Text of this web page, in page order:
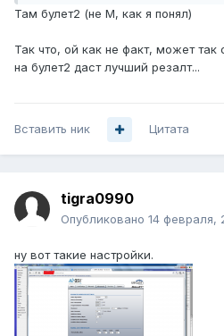
Там булет2 (не М, как я понял)
Так что, ой как не факт, может так
на булет2 даст лучший резалт...
Вставить ник Цитата
tigra0990
Опубликовано 14 февраля,
ну вот такие настройки.